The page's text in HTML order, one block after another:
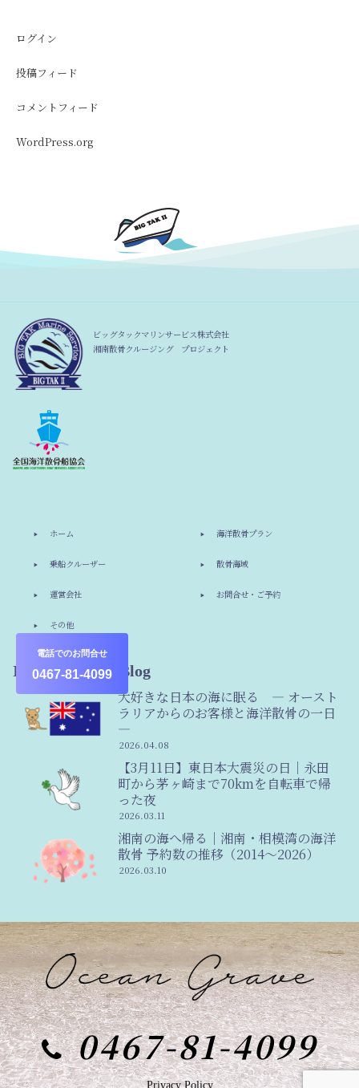
電話でのお問合せ
0467-81-4099
ログイン
投稿フィード
コメントフィード
WordPress.org
ビッグタックマリンサービス株式会社
湘南散骨クルージング プロジェクト
ホーム 海洋散骨プラン
乗船クルーザー 散骨海域
運営会社 お問合せ・ご予約
その他
Information & Blog
大好きな日本の海に眠る ― オースト
ラリアからのお客様と海洋散骨の一日
―
2026.04.08
【3月11日】東日本大震災の日｜永田
町から茅ヶ崎まで70kmを自転車で帰
った夜
2026.03.11
湘南の海へ帰る｜湘南・相模湾の海洋
散骨 予約数の推移（2014〜2026）
2026.03.10
0467-81-4099
Privacy Policy